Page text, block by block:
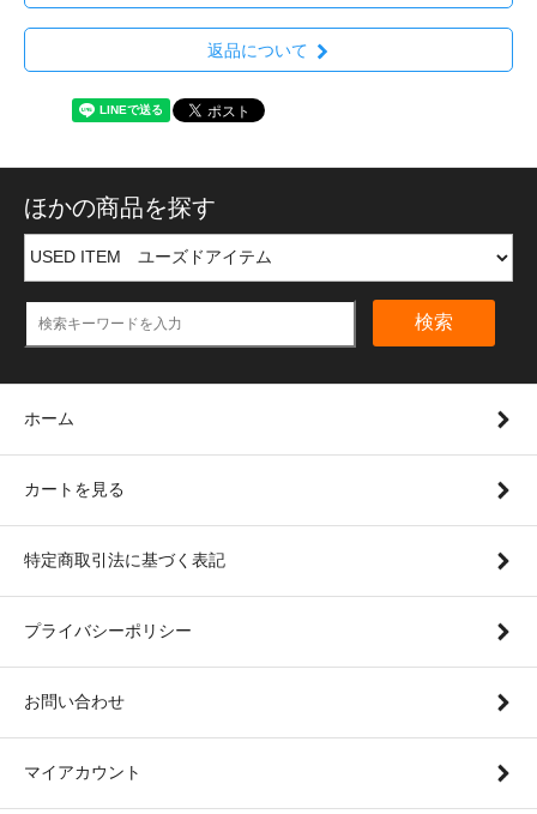
返品について
ほかの商品を探す
検索
ホーム
カートを見る
特定商取引法に基づく表記
プライバシーポリシー
お問い合わせ
マイアカウント